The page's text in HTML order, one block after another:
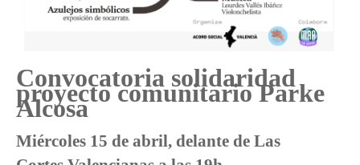
Convocatoria solidaridad
proyecto comunitario Parke
Alcosa
Miércoles 15 de abril, delante de Las